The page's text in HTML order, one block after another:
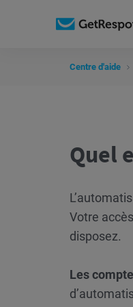
Centre d'aide
Quel
Votre
disposez.
Les